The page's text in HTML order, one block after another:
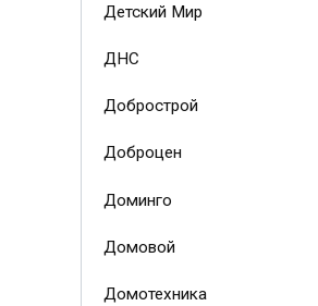
Детский Мир
ДНС
Добрострой
Доброцен
Доминго
Домовой
Домотехника